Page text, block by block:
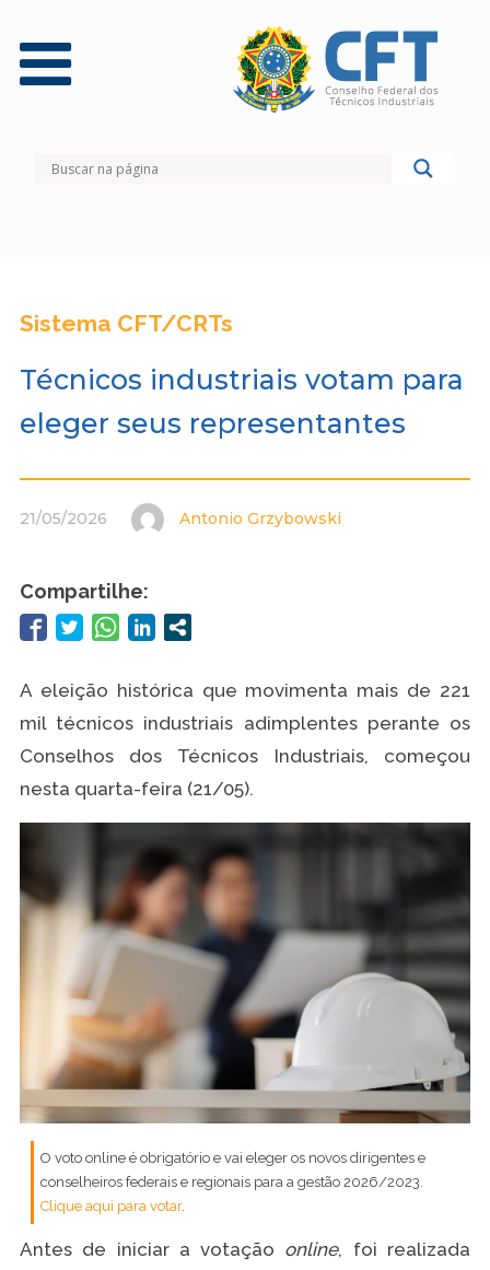
Sistema CFT/CRTs
Técnicos industriais votam para
eleger seus representantes
21/05/2026 Antonio Grzybowski
Compartilhe:
A eleição histórica que movimenta mais de 221
mil técnicos industriais adimplentes perante os
Conselhos dos Técnicos Industriais, começou
nesta quarta-feira (21/05).
O voto online é obrigatório e vai eleger os novos dirigentes e
conselheiros federais e regionais para a gestão 2026/2023.
Clique aqui para votar.
Antes de iniciar a votação online, foi realizada